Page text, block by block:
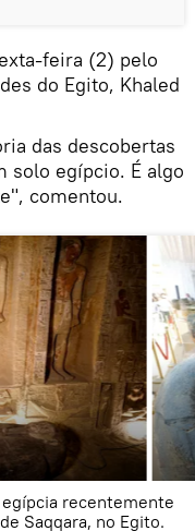
feira (2) pelo
do Egito, Khaled
das descobertas
solo egípcio. É algo
comentou.
recentemente
Saqqara, no Egito.